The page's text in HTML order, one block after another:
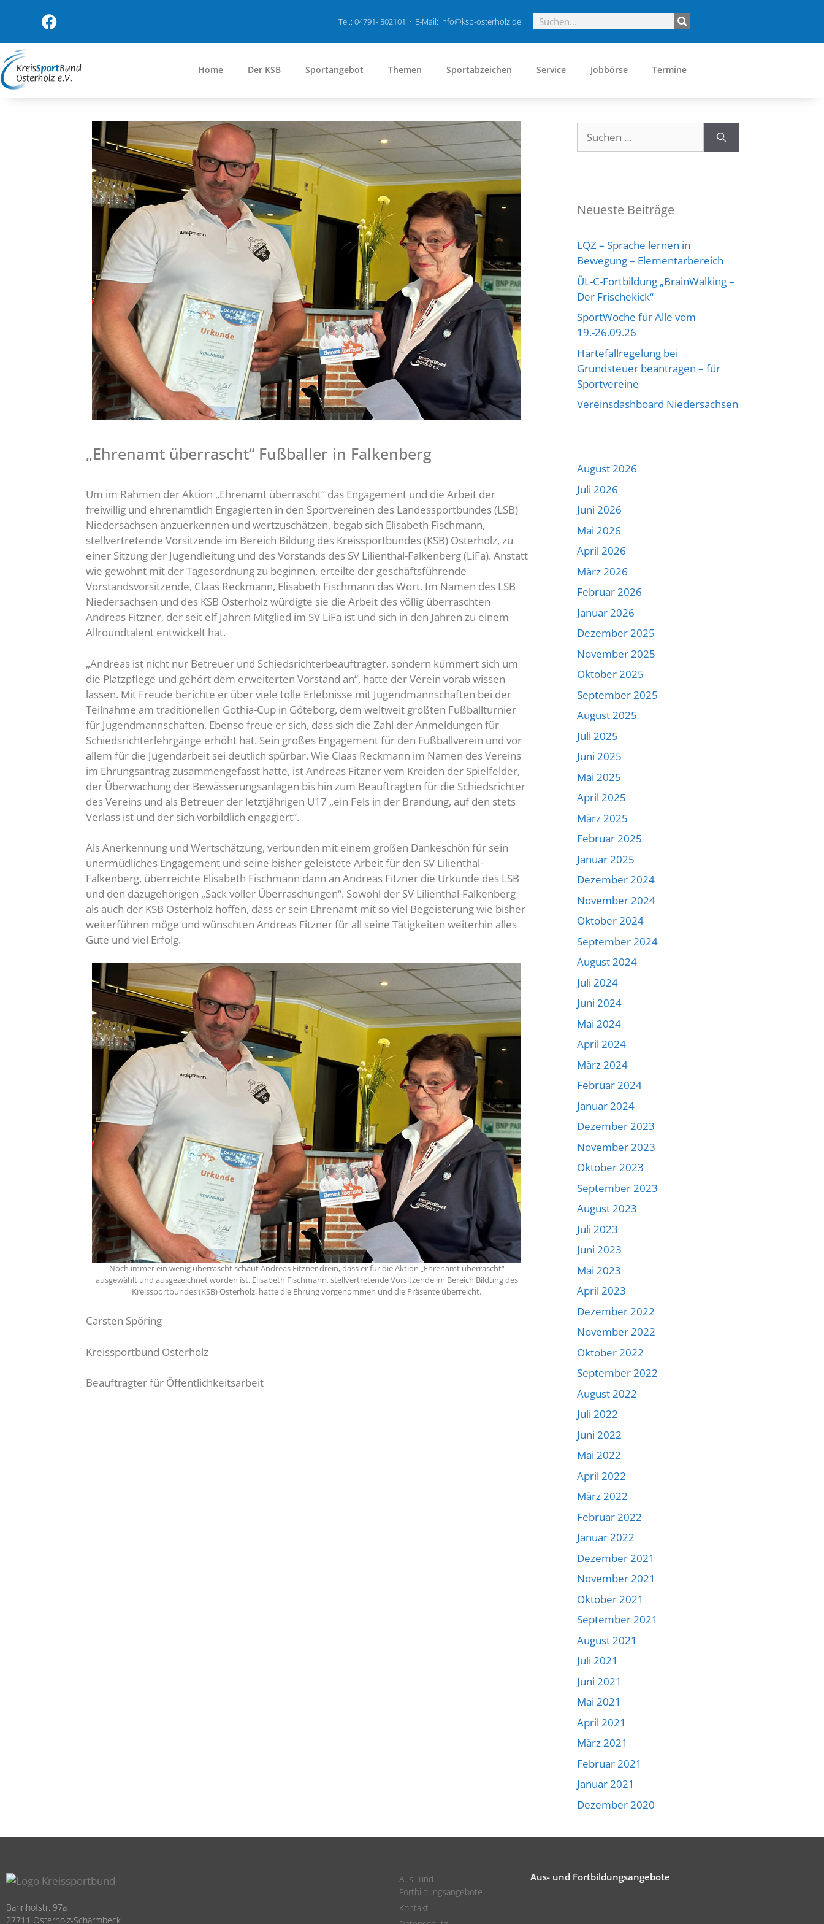
Tel.: 04791- 502101 · E-Mail: info@ksb-osterholz.de
Home Der KSB Sportangebot Themen Sportabzeichen Service Jobbörse Termine
„Ehrenamt überrascht“ Fußballer in Falkenberg
Um im Rahmen der Aktion „Ehrenamt überrascht“ das Engagement und die Arbeit der
freiwillig und ehrenamtlich Engagierten in den Sportvereinen des Landessportbundes (LSB)
Niedersachsen anzuerkennen und wertzuschätzen, begab sich Elisabeth Fischmann,
stellvertretende Vorsitzende im Bereich Bildung des Kreissportbundes (KSB) Osterholz, zu
einer Sitzung der Jugendleitung und des Vorstands des SV Lilienthal-Falkenberg (LiFa). Anstatt
wie gewohnt mit der Tagesordnung zu beginnen, erteilte der geschäftsführende
Vorstandsvorsitzende, Claas Reckmann, Elisabeth Fischmann das Wort. Im Namen des LSB
Niedersachsen und des KSB Osterholz würdigte sie die Arbeit des völlig überraschten
Andreas Fitzner, der seit elf Jahren Mitglied im SV LiFa ist und sich in den Jahren zu einem
Allroundtalent entwickelt hat.
„Andreas ist nicht nur Betreuer und Schiedsrichterbeauftragter, sondern kümmert sich um
die Platzpflege und gehört dem erweiterten Vorstand an“, hatte der Verein vorab wissen
lassen. Mit Freude berichte er über viele tolle Erlebnisse mit Jugendmannschaften bei der
Teilnahme am traditionellen Gothia-Cup in Göteborg, dem weltweit größten Fußballturnier
für Jugendmannschaften. Ebenso freue er sich, dass sich die Zahl der Anmeldungen für
Schiedsrichterlehrgänge erhöht hat. Sein großes Engagement für den Fußballverein und vor
allem für die Jugendarbeit sei deutlich spürbar. Wie Claas Reckmann im Namen des Vereins
im Ehrungsantrag zusammengefasst hatte, ist Andreas Fitzner vom Kreiden der Spielfelder,
der Überwachung der Bewässerungsanlagen bis hin zum Beauftragten für die Schiedsrichter
des Vereins und als Betreuer der letztjährigen U17 „ein Fels in der Brandung, auf den stets
Verlass ist und der sich vorbildlich engagiert“.
Als Anerkennung und Wertschätzung, verbunden mit einem großen Dankeschön für sein
unermüdliches Engagement und seine bisher geleistete Arbeit für den SV Lilienthal-
Falkenberg, überreichte Elisabeth Fischmann dann an Andreas Fitzner die Urkunde des LSB
und den dazugehörigen „Sack voller Überraschungen“. Sowohl der SV Lilienthal-Falkenberg
als auch der KSB Osterholz hoffen, dass er sein Ehrenamt mit so viel Begeisterung wie bisher
weiterführen möge und wünschten Andreas Fitzner für all seine Tätigkeiten weiterhin alles
Gute und viel Erfolg.
Noch immer ein wenig überrascht schaut Andreas Fitzner drein, dass er für die Aktion „Ehrenamt überrascht“
ausgewählt und ausgezeichnet worden ist, Elisabeth Fischmann, stellvertretende Vorsitzende im Bereich Bildung des
Kreissportbundes (KSB) Osterholz, hatte die Ehrung vorgenommen und die Präsente überreicht.
Carsten Spöring
Kreissportbund Osterholz
Beauftragter für Öffentlichkeitsarbeit
Neueste Beiträge
LQZ – Sprache lernen in
Bewegung – Elementarbereich
ÜL-C-Fortbildung „BrainWalking –
Der Frischekick“
SportWoche für Alle vom
19.-26.09.26
Härtefallregelung bei
Grundsteuer beantragen – für
Sportvereine
Vereinsdashboard Niedersachsen
August 2026
Juli 2026
Juni 2026
Mai 2026
April 2026
März 2026
Februar 2026
Januar 2026
Dezember 2025
November 2025
Oktober 2025
September 2025
August 2025
Juli 2025
Juni 2025
Mai 2025
April 2025
März 2025
Februar 2025
Januar 2025
Dezember 2024
November 2024
Oktober 2024
September 2024
August 2024
Juli 2024
Juni 2024
Mai 2024
April 2024
März 2024
Februar 2024
Januar 2024
Dezember 2023
November 2023
Oktober 2023
September 2023
August 2023
Juli 2023
Juni 2023
Mai 2023
April 2023
Dezember 2022
November 2022
Oktober 2022
September 2022
August 2022
Juli 2022
Juni 2022
Mai 2022
April 2022
März 2022
Februar 2022
Januar 2022
Dezember 2021
November 2021
Oktober 2021
September 2021
August 2021
Juli 2021
Juni 2021
Mai 2021
April 2021
März 2021
Februar 2021
Januar 2021
Dezember 2020
Bahnhofstr. 97a
27711 Osterholz-Scharmbeck
Aus- und
Fortbildungsangebote
Kontakt
Aus- und Fortbildungsangebote